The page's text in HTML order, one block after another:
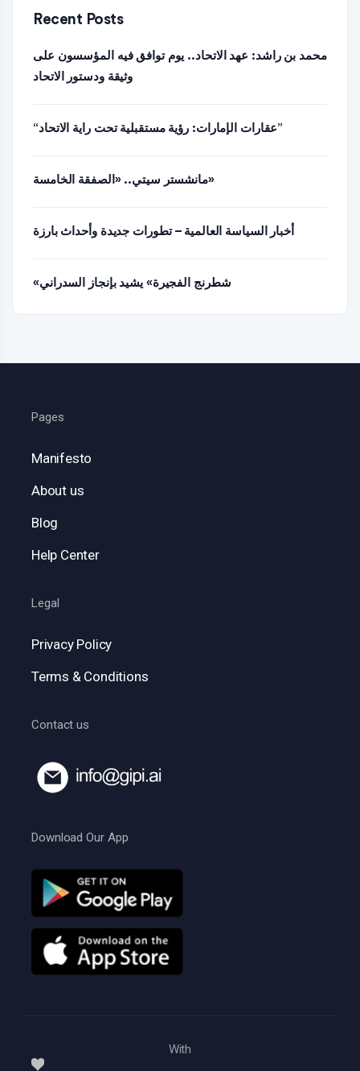
Recent Posts
محمد بن راشد: عهد الاتحاد.. يوم توافق فيه المؤسسون على
وثيقة ودستور الاتحاد
“عقارات الإمارات: رؤية مستقبلية تحت راية الاتحاد”
مانشستر سيتي.. «الصفقة الخامسة»
أخبار السياسة العالمية – تطورات جديدة وأحداث بارزة
«شطرنج الفجيرة» يشيد بإنجاز السدراني
Pages
Manifesto
About us
Blog
Help Center
Legal
Privacy Policy
Terms & Conditions
Contact us
Download Our App
With